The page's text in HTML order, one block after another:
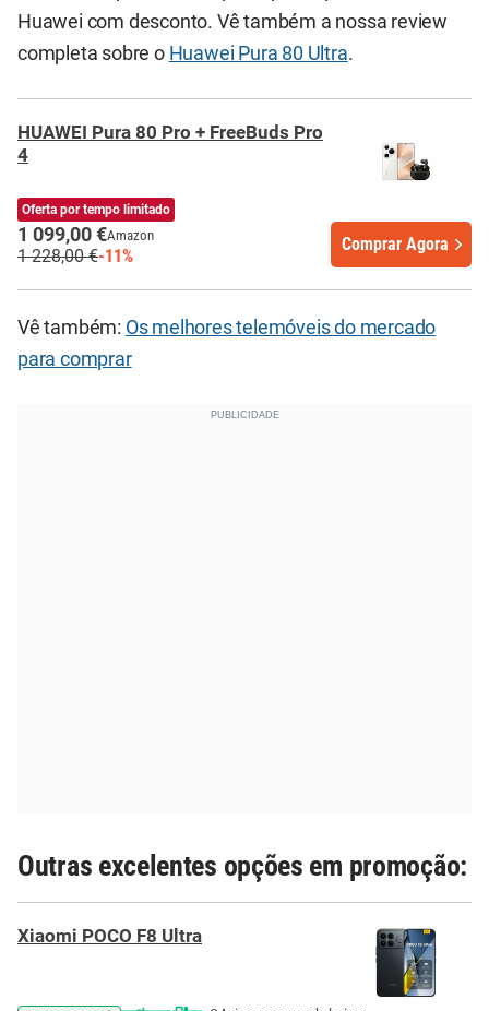
Huawei com desconto. Vê também a nossa review
completa sobre o Huawei Pura 80 Ultra.
HUAWEI Pura 80 Pro + FreeBuds Pro
4
Oferta por tempo limitado
1 099,00 €Amazon
1 228,00 €-11%
Comprar Agora
Vê também: Os melhores telemóveis do mercado
para comprar
Outras excelentes opções em promoção:
Xiaomi POCO F8 Ultra